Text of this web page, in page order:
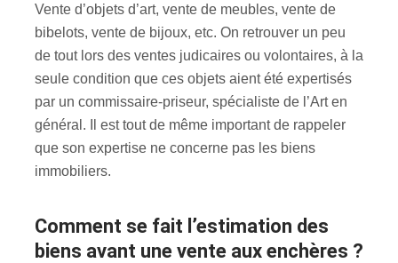
Vente d’objets d’art, vente de meubles, vente de
bibelots, vente de bijoux, etc. On retrouver un peu
de tout lors des ventes judicaires ou volontaires, à la
seule condition que ces objets aient été expertisés
par un commissaire-priseur, spécialiste de l’Art en
général. Il est tout de même important de rappeler
que son expertise ne concerne pas les biens
immobiliers.
Comment se fait l’estimation des
biens avant une vente aux enchères ?